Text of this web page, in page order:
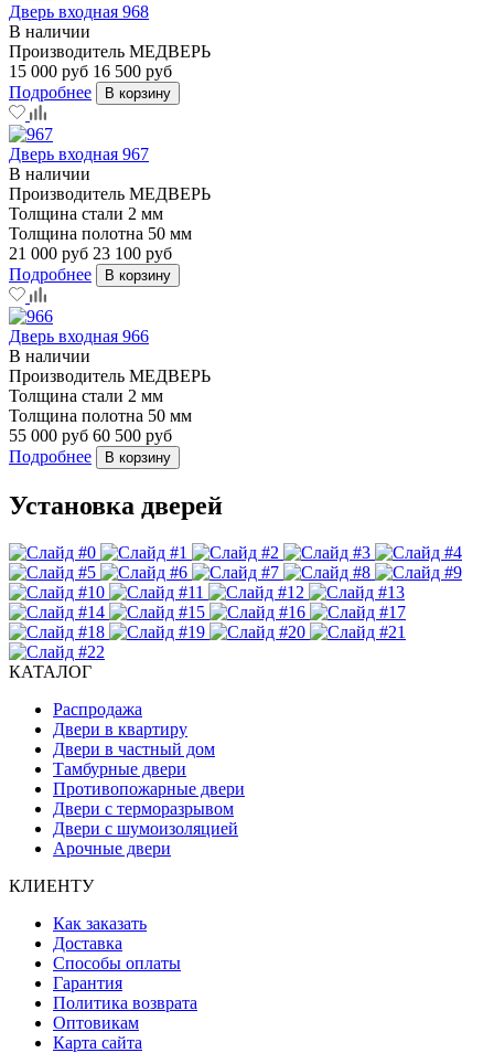
Дверь входная 968
В наличии
Производитель МЕДВЕРЬ
15 000 руб 16 500 руб
Подробнее
В корзину
Дверь входная 967
В наличии
Производитель МЕДВЕРЬ
Толщина стали 2 мм
Толщина полотна 50 мм
21 000 руб 23 100 руб
Подробнее
В корзину
Дверь входная 966
В наличии
Производитель МЕДВЕРЬ
Толщина стали 2 мм
Толщина полотна 50 мм
55 000 руб 60 500 руб
Подробнее
В корзину
Установка дверей
КАТАЛОГ
Распродажа
Двери в квартиру
Двери в частный дом
Тамбурные двери
Противопожарные двери
Двери с терморазрывом
Двери с шумоизоляцией
Арочные двери
КЛИЕНТУ
Как заказать
Доставка
Способы оплаты
Гарантия
Политика возврата
Оптовикам
Карта сайта